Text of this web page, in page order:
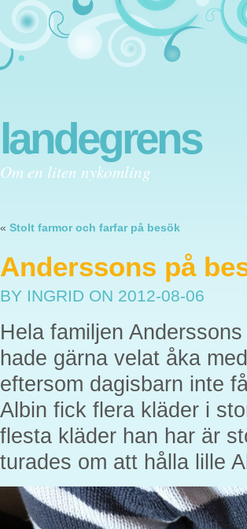
landegrens
Om en liten nykomling
« Stolt farmor och farfar på besök
Anderssons på
BY INGRID ON 2012-08-06
Hela familjen
hade gärna velat åka
eftersom dagisbarn inte
Albin fick flera kläder i
flesta kläder han har är
turades om att hålla lille